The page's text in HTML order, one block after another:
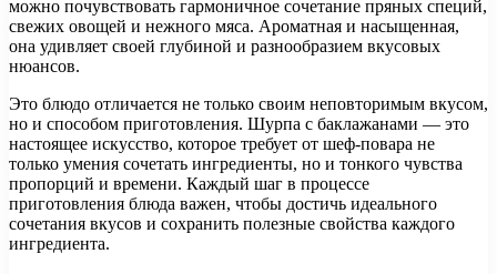
можно почувствовать гармоничное сочетание пряных специй,
свежих овощей и нежного мяса. Ароматная и насыщенная,
она удивляет своей глубиной и разнообразием вкусовых
нюансов.
Это блюдо отличается не только своим неповторимым вкусом,
но и способом приготовления. Шурпа с баклажанами — это
настоящее искусство, которое требует от шеф-повара не
только умения сочетать ингредиенты, но и тонкого чувства
пропорций и времени. Каждый шаг в процессе
приготовления блюда важен, чтобы достичь идеального
сочетания вкусов и сохранить полезные свойства каждого
ингредиента.